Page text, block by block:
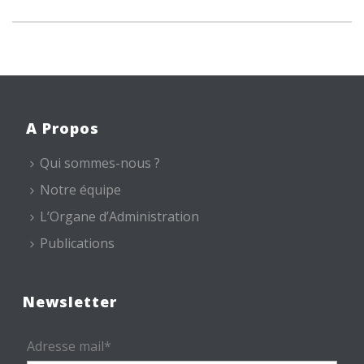
A Propos
Qui sommes-nous ?
Notre équipe
L’Organe d’Administration
Publications
Newsletter
Adresse mail*